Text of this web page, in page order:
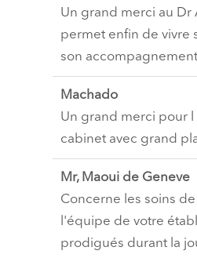
Un grand merci au Dr
permet enfin de vivre
son
Machado
Un grand merci pour
cabinet avec grand
Mr, Maoui de Geneve
Concerne les soins
l'équipe de votre
prodigués durant la